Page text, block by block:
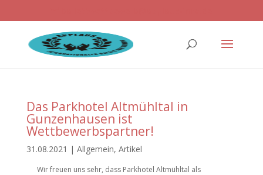
Das Parkhotel Altmühltal in
Gunzenhausen ist
Wettbewerbspartner!
31.08.2021 | Allgemein, Artikel
Wir freuen uns sehr, dass Parkhotel Altmühltal als